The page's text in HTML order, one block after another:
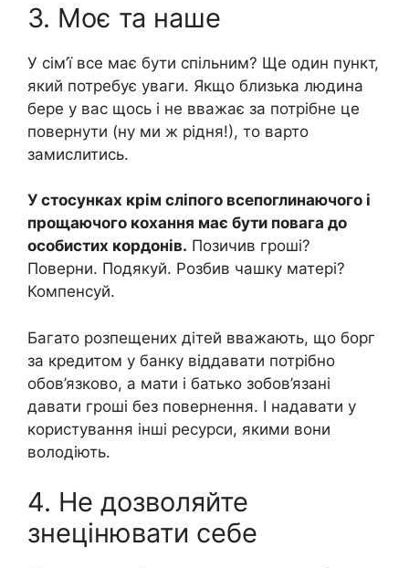
3. Моє та наше
У сім’ї все має бути спільним? Ще один пункт,
який потребує уваги. Якщо близька людина
бере у вас щось і не вважає за потрібне це
повернути (ну ми ж рідня!), то варто
замислитись.
У стосунках крім сліпого всепоглинаючого і
прощаючого кохання має бути повага до
особистих кордонів. Позичив гроші?
Поверни. Подякуй. Розбив чашку матері?
Компенсуй.
Багато розпещених дітей вважають, що борг
за кредитом у банку віддавати потрібно
обов’язково, а мати і батько зобов’язані
давати гроші без повернення. І надавати у
користування інші ресурси, якими вони
володіють.
4. Не дозволяйте
знецінювати себе